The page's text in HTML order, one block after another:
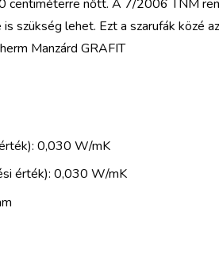
nőtt. A 7/2006 TNM
szükség lehet. Ezt a szarufák közé
Manzárd GRAFIT
0,030 W/mK
érték): 0,030 W/mK